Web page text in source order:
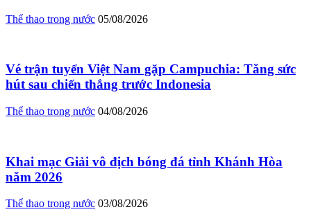
Thể thao trong nước 05/08/2026
Vé trận tuyển Việt Nam gặp Campuchia: Tăng sức
hút sau chiến thắng trước Indonesia
Thể thao trong nước 04/08/2026
Khai mạc Giải vô địch bóng đá tỉnh Khánh Hòa
năm 2026
Thể thao trong nước 03/08/2026